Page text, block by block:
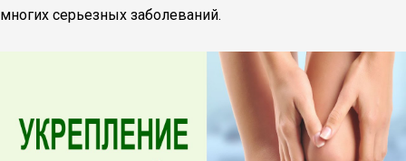
многих серьезных заболеваний.